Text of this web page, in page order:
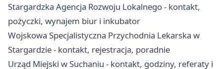
Stargardzka Agencja Rozwoju Lokalnego - kontakt,
pożyczki, wynajem biur i inkubator
Wojskowa Specjalistyczna Przychodnia Lekarska w
Stargardzie - kontakt, rejestracja, poradnie
Urząd Miejski w Suchaniu - kontakt, godziny, referaty i